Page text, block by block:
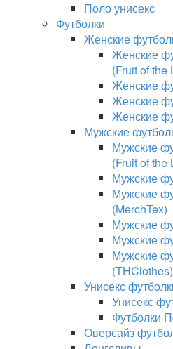
Поло унисекс
Футболки
Женские
Женские
(Fruit of the
Женские
Женские
Женские
Мужские
Мужские
(Fruit of the
Мужские
Мужские
(MerchTex)
Мужские
Мужские
Мужские
(THClothes)
Унисекс
Унисекс
Футболки
Оверсайз